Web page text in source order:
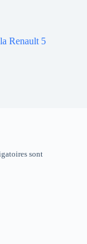
Renault 5
sont